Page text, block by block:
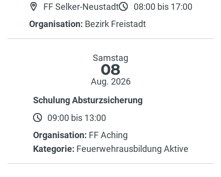
FF Selker-Neustadt
08:00 bis 17:00
Organisation: Bezirk Freistadt
Samstag
08
Aug. 2026
Schulung Absturzsicherung
09:00 bis 13:00
Organisation: FF Aching
Kategorie: Feuerwehrausbildung Aktive